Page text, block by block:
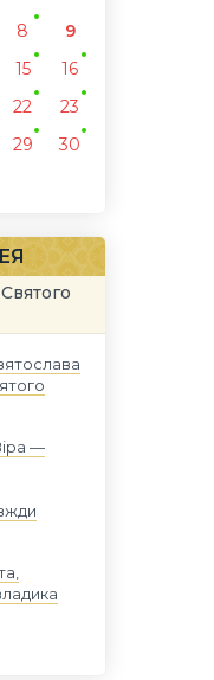
8
9
15
16
22
23
29
30
—